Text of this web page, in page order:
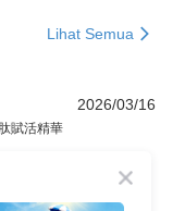
Lihat Semua
2026/03/16
賦活精華
收